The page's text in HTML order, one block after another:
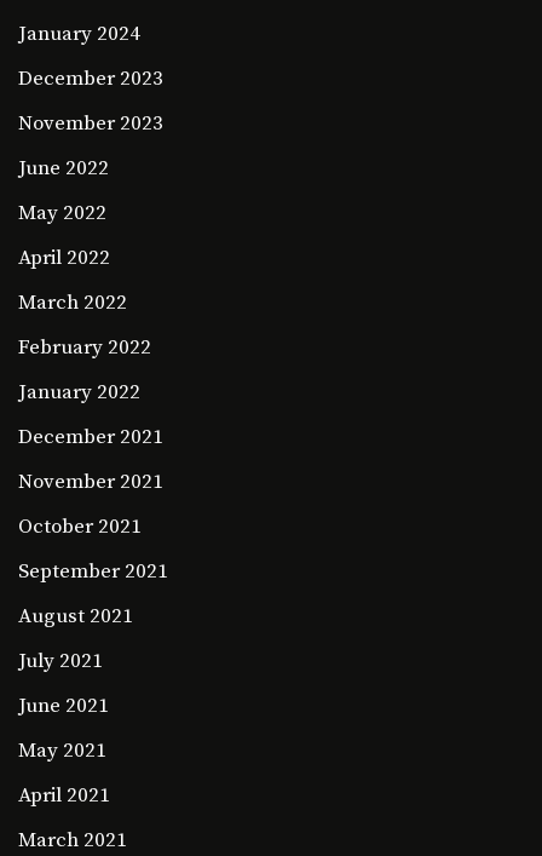
January 2024
December 2023
November 2023
June 2022
May 2022
April 2022
March 2022
February 2022
January 2022
December 2021
November 2021
October 2021
September 2021
August 2021
July 2021
June 2021
May 2021
April 2021
March 2021